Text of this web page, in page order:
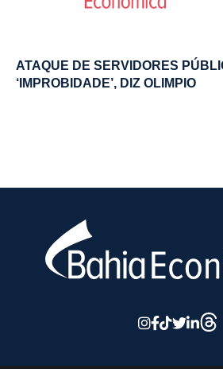
ATAQUE DE SERVIDORES
‘IMPROBIDADE’, DIZ OLIMPIO